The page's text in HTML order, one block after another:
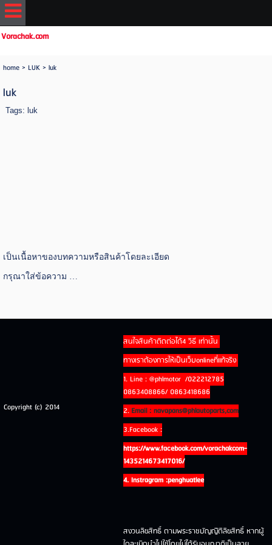
Vorachak.com
home> LUK > luk
luk
Tags: luk
เป็นเนื้อหาของบทความหรือสินค้าโดยละเอียด
กรุณาใส่ข้อความ …
Copyright (c) 2014
สนใจสินค้าติดต่อได้4 วิธี เท่านั้น
ทางเราต้องการให้เป็นเว็บonlineที่แท้จริง
1. Line : @phlmotor /022212785
0863408866/ 0863418686
2.Email : navapans@phlautoparts,com
3.Facebook :
https://www.facebook.com/vorachakcom-
1435214673417016/
4. Instragram :penghuatlee
สงวนลิขสิทธิ์ ตามพระราชบัญญัิติลิขสิทธิ์ หากผู้